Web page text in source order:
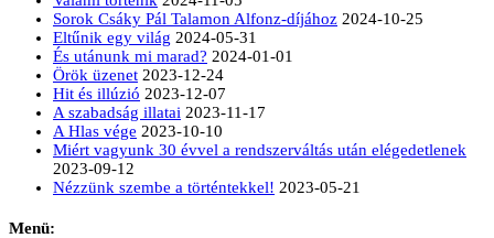
Sorok Csáky Pál Talamon Alfonz-díjához 2024-10-25
Eltűnik egy világ 2024-05-31
És utánunk mi marad? 2024-01-01
Örök üzenet 2023-12-24
Hit és illúzió 2023-12-07
A szabadság illatai 2023-11-17
A Hlas vége 2023-10-10
Miért vagyunk 30 évvel a rendszerváltás után elégedetlenek
2023-09-12
Nézzünk szembe a történtekkel! 2023-05-21
Menü: